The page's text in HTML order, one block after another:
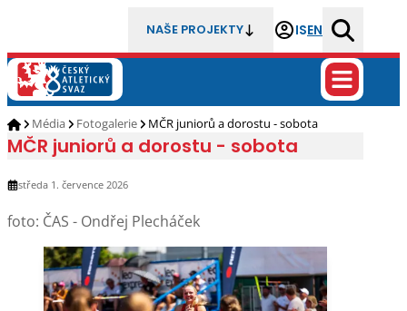
NAŠE PROJEKTY ISEN
Média Fotogalerie MČR juniorů a dorostu - sobota
MČR juniorů a dorostu - sobota
středa 1. července 2026
foto: ČAS - Ondřej Plecháček